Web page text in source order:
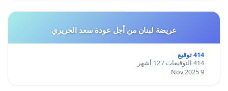
عريضة لبنان من أجل عودة سعد الحريري
414 توقيع
414 التوقيعات / 12 أشهر
9 Nov 2025